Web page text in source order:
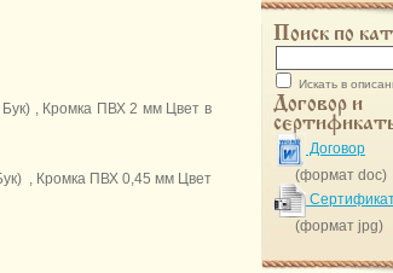
, Кромка ПВХ 2 мм Цвет в
, Кромка ПВХ 0,45 мм Цвет
Поиск по
Искать в
Договор и
Договор
(формат doc)
(формат jpg)